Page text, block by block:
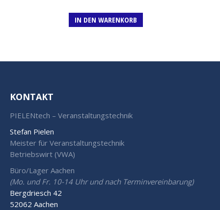
IN DEN WARENKORB
KONTAKT
PIELENtech – Veranstaltungstechnik
Stefan Pielen
Meister für Veranstaltungstechnik
Betriebswirt (VWA)
Büro/Lager Aachen
(Mo. und Fr. 10-14 Uhr und nach Terminvereinbarung)
Bergdriesch 42
52062 Aachen